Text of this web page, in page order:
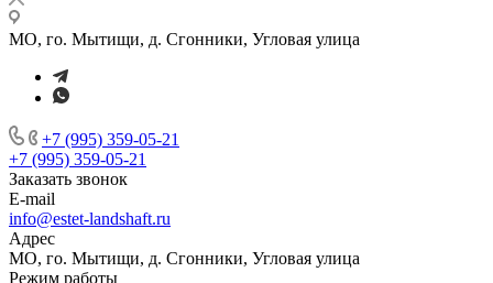
МО, го. Мытищи, д. Сгонники, Угловая улица
+7 (995) 359-05-21
+7 (995) 359-05-21
Заказать звонок
E-mail
info@estet-landshaft.ru
Адрес
МО, го. Мытищи, д. Сгонники, Угловая улица
Режим работы